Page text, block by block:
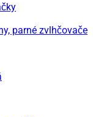
parné zvlhčovače